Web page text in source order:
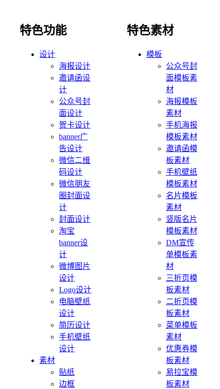
特色功能
设计
海报设计
邀请函设
计
公众号封
面设计
贺卡设计
banner广
告设计
微信二维
码设计
微信朋友
圈封面设
计
封面设计
淘宝
banner设
计
微博图片
设计
Logo设计
电脑壁纸
设计
简历设计
手机壁纸
设计
素材
贴纸
边框
特色素材
模板
公众号封
面模板素
材
海报模板
素材
手机海报
模板素材
邀请函模
板素材
手机壁纸
模板素材
名片模板
素材
竖版名片
模板素材
DM宣传
单模板素
材
三折页模
板素材
二折页模
板素材
菜单模板
素材
优惠券模
板素材
易拉宝模
板素材